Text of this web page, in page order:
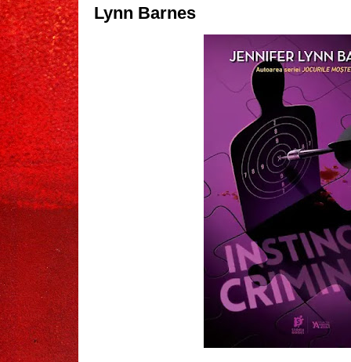
Lynn Barnes